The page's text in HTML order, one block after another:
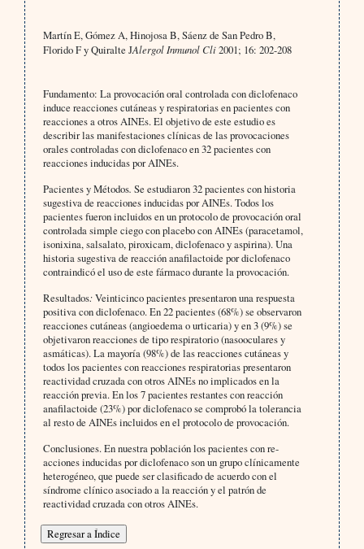
Martín E, Gómez A, Hinojosa B, Sáenz de San Pedro B,
Florido F y Quiralte JAlergol Inmunol Cli2001; 16: 202-208
Fundamento: La provocación oral controlada con diclofenaco
induce reacciones cu­táneas y respiratorias en pacientes con
reacciones a otros AINEs. El objetivo de este estudio es
describir las manifestaciones clínicas de las provocaciones
orales controla­das con diclofenaco en 32 pacientes con
reacciones inducidas por AINEs.
Pacientes y Métodos. Se estudiaron 32 pacientes con historia
sugestiva de reacciones inducidas por AINEs. Todos los
pacientes fueron incluidos en un protocolo de provocación oral
controlada simple ciego con placebo con AINEs (paracetamol,
isonixina, salsa­lato, piroxicam, diclofenaco y aspirina). Una
historia sugestiva de reacción anafilac­toide por diclofenaco
contraindicó el uso de este fármaco durante la provocación.
Resultados:Veinticinco pacientes presentaron una respuesta
positiva con diclofena­co. En 22 pacientes (68%) se observaron
reacciones cutáneas (angioedema o urtica­ria) y en 3 (9%) se
objetivaron reacciones de tipo respiratorio (nasooculares y
asmáti­cas). La mayoría (98%) de las reacciones cutáneas y
todos los pacientes con reacciones respiratorias presentaron
reactividad cruzada con otros AINEs no implica­dos en la
reacción previa. En los 7 pacientes restantes con reacción
anafilactoide (23%) por diclofenaco se comprobó la tolerancia
al resto de AINEs incluidos en el protocolo de provocación.
Conclusiones.En nuestra población los pacientes con re­
acciones inducidas por diclofenaco son un grupo clínicamente
heterogéneo, que pue­de ser clasificado de acuerdo con el
síndrome clínico asociado a la reacción y el pa­trón de
reactividad cruzada con otros AINEs.